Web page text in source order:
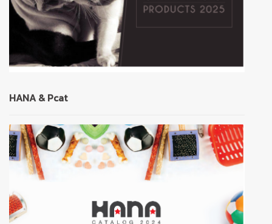
HANA & Pcat